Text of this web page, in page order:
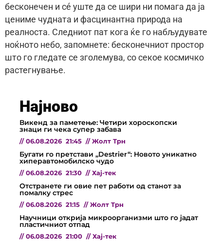
бесконечен и сé уште да се шири ни помага да ја
цениме чудната и фасцинантна природа на
реалноста. Следниот пат кога ќе го набљудувате
ноќното небо, запомнете: бесконечниот простор
што го гледате се зголемува, со секое космичко
растегнување.
Најново
Викенд за паметење: Четири хороскопски
знаци ги чека супер забава
// 06.08.2026 21:45 // Жолт Трн
Бугати го претстави „Destrier“: Новото уникатно
хиперавтомобилско чудо
// 06.08.2026 21:30 // Хај-тек
Отстранете ги овие пет работи од станот за
помалку стрес
// 06.08.2026 21:15 // Жолт Трн
Научници открија микроорганизми што го јадат
пластичниот отпад
// 06.08.2026 21:00 // Хај-тек